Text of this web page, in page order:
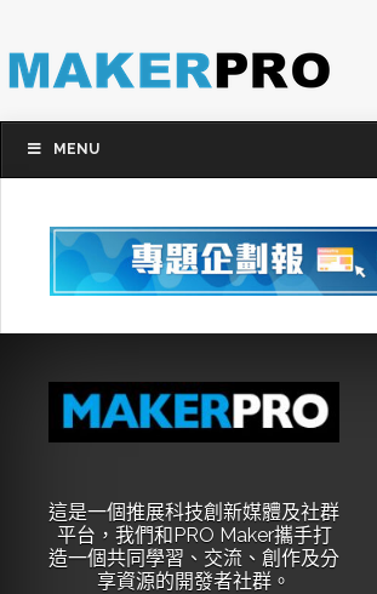
MENU
這是一個推展科技創新媒體及社群
平台，我們和PRO Maker攜手打
造一個共同學習、交流、創作及分
享資源的開發者社群。